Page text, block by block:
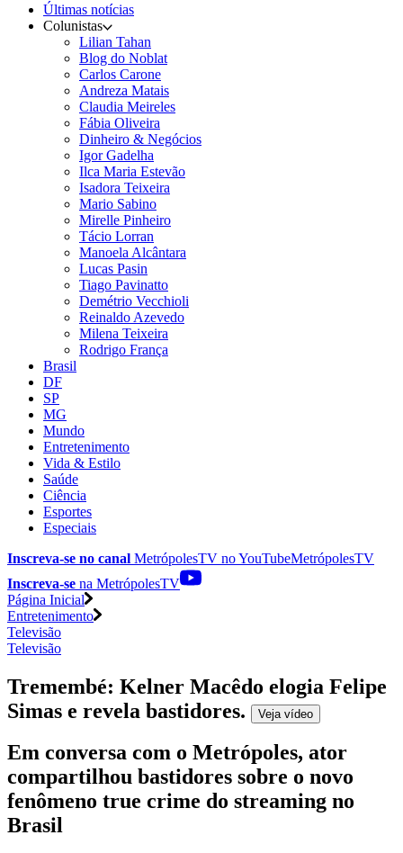
Últimas notícias
Colunistas
Lilian Tahan
Blog do Noblat
Carlos Carone
Andreza Matais
Claudia Meireles
Fábia Oliveira
Dinheiro & Negócios
Igor Gadelha
Ilca Maria Estevão
Isadora Teixeira
Mario Sabino
Mirelle Pinheiro
Tácio Lorran
Manoela Alcântara
Lucas Pasin
Tiago Pavinatto
Demétrio Vecchioli
Reinaldo Azevedo
Milena Teixeira
Rodrigo França
Brasil
DF
SP
MG
Mundo
Entretenimento
Vida & Estilo
Saúde
Ciência
Esportes
Especiais
Inscreva-se no canal MetrópolesTV noYouTubeMetrópolesTV
Inscreva-se na MetrópolesTV
Página Inicial
Entretenimento
Televisão
Televisão
Tremembé: Kelner Macêdo elogia Felipe
Simas e revela bastidores. Veja vídeo
Em conversa com o Metrópoles, ator
compartilhou bastidores sobre o novo
fenômeno true crime do streaming no
Brasil